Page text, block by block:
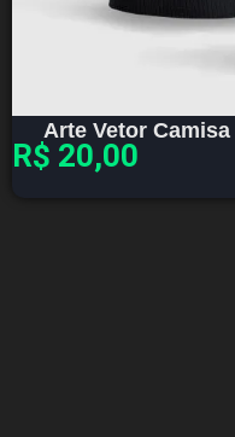
Arte Vetor
R$ 20,00